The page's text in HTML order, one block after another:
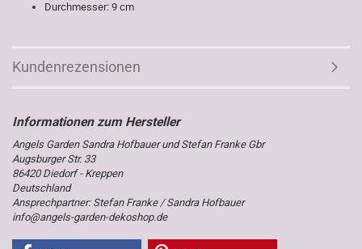
Durchmesser: 9 cm
Kundenrezensionen
Angels Garden Sandra Hofbauer und Stefan Franke Gbr
Augsburger Str. 33
86420 Diedorf - Kreppen
Deutschland
Ansprechpartner: Stefan Franke / Sandra Hofbauer
info@angels-garden-dekoshop.de